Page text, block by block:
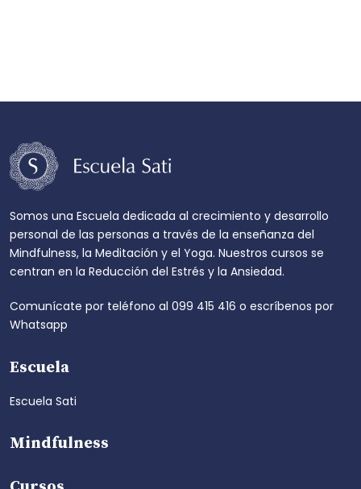
Somos una Escuela dedicada al crecimiento y desarrollo
personal de las personas a través de la enseñanza del
Mindfulness, la Meditación y el Yoga. Nuestros cursos se
centran en la Reducción del Estrés y la Ansiedad.
Comunícate por teléfono al 099 415 416 o escríbenos por
Whatsapp
Escuela
Escuela Sati
Mindfulness